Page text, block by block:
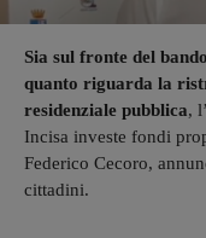
Sia sul fronte del
quanto riguarda la
residenziale pubblica,
Incisa investe fondi
Federico Cecoro,
cittadini.